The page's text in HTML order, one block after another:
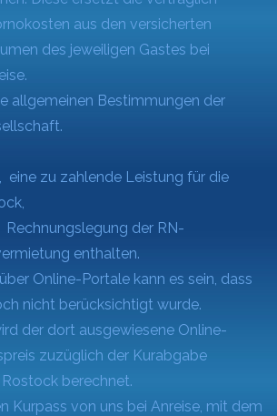
aus den versicherten
des jeweiligen Gastes bei
allgemeinen Bestimmungen der
eine zu zahlende Leistung für die
der RN-
enthalten.
Online-Portale kann es sein, dass
nicht berücksichtigt wurde.
der dort ausgewiesene Online-
zuzüglich der Kurabgabe
berechnet.
Kurpass von uns bei Anreise, mit dem